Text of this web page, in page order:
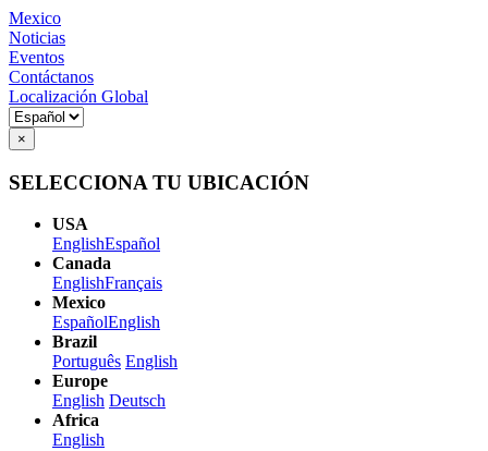
Mexico
Noticias
Eventos
Contáctanos
Localización Global
×
SELECCIONA TU UBICACIÓN
USA
EnglishEspañol
Canada
EnglishFrançais
Mexico
EspañolEnglish
Brazil
Português English
Europe
English Deutsch
Africa
English